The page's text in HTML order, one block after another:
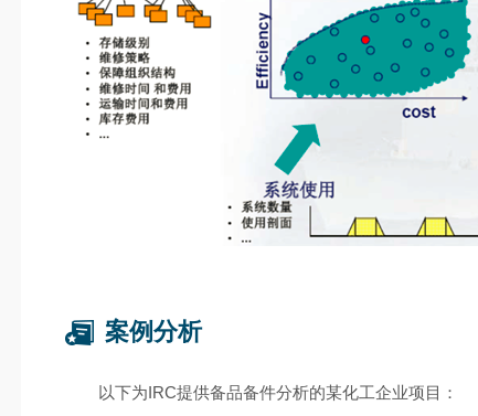
案例分析
以下为IRC提供备品备件分析的某化工企业项目